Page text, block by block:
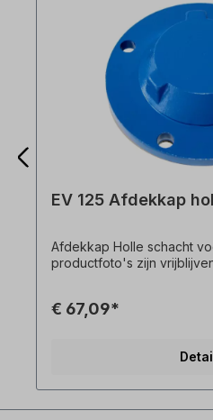
EV 125 Afdekkap
Afdekkap Holle schacht
productfoto's zijn
€ 67,09*